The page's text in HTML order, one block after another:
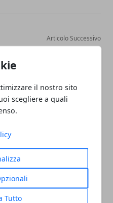
il nostro sito
scegliere a quali
Tutto
Articolo Successivo
accordo per innovazione e